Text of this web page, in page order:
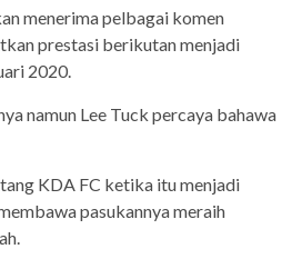
menerima pelbagai komen
prestasi berikutan menjadi
2020.
namun Lee Tuck percaya bahawa
KDA FC ketika itu menjadi
pasukannya meraih